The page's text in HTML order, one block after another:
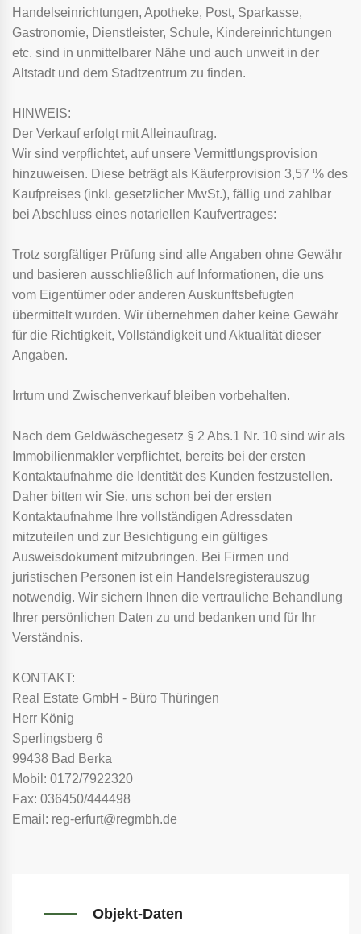
Handelseinrichtungen, Apotheke, Post, Sparkasse,
Gastronomie, Dienstleister, Schule, Kindereinrichtungen
etc. sind in unmittelbarer Nähe und auch unweit in der
Altstadt und dem Stadtzentrum zu finden.
HINWEIS:
Der Verkauf erfolgt mit Alleinauftrag.
Wir sind verpflichtet, auf unsere Vermittlungsprovision
hinzuweisen. Diese beträgt als Käuferprovision 3,57 % des
Kaufpreises (inkl. gesetzlicher MwSt.), fällig und zahlbar
bei Abschluss eines notariellen Kaufvertrages:
Trotz sorgfältiger Prüfung sind alle Angaben ohne Gewähr
und basieren ausschließlich auf Informationen, die uns
vom Eigentümer oder anderen Auskunftsbefugten
übermittelt wurden. Wir übernehmen daher keine Gewähr
für die Richtigkeit, Vollständigkeit und Aktualität dieser
Angaben.
Irrtum und Zwischenverkauf bleiben vorbehalten.
Nach dem Geldwäschegesetz § 2 Abs.1 Nr. 10 sind wir als
Immobilienmakler verpflichtet, bereits bei der ersten
Kontaktaufnahme die Identität des Kunden festzustellen.
Daher bitten wir Sie, uns schon bei der ersten
Kontaktaufnahme Ihre vollständigen Adressdaten
mitzuteilen und zur Besichtigung ein gültiges
Ausweisdokument mitzubringen. Bei Firmen und
juristischen Personen ist ein Handelsregisterauszug
notwendig. Wir sichern Ihnen die vertrauliche Behandlung
Ihrer persönlichen Daten zu und bedanken und für Ihr
Verständnis.
KONTAKT:
Real Estate GmbH - Büro Thüringen
Herr König
Sperlingsberg 6
99438 Bad Berka
Mobil: 0172/7922320
Fax: 036450/444498
Email: reg-erfurt@regmbh.de
Objekt-Daten